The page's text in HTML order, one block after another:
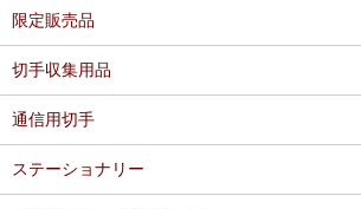
限定販売品
切手収集用品
通信用切手
ステーショナリー